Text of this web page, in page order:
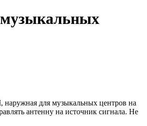
музыкальных
для музыкальных центров на
антенну на источник сигнала. Не